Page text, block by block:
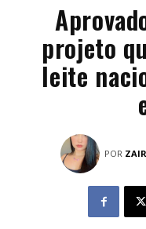
projeto
leite
POR